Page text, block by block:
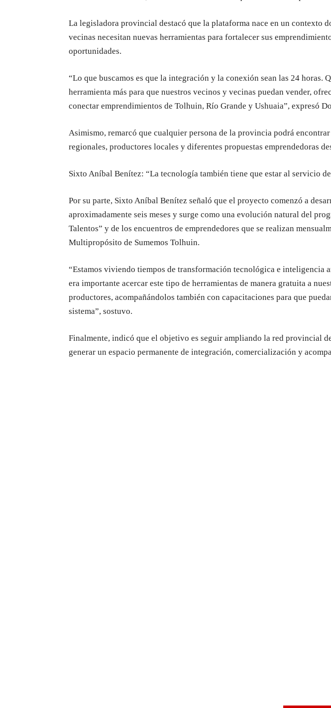
La legisladora provincial destacó que la plataforma nace en un contexto
vecinas necesitan nuevas herramientas para fortalecer sus
oportunidades.
“Lo que buscamos es que la integración y la conexión sean las 24 horas.
herramienta más para que nuestros vecinos y vecinas puedan vender,
conectar emprendimientos de Tolhuin, Río Grande y Ushuaia”, expresó
Asimismo, remarcó que cualquier persona de la provincia podrá
regionales, productores locales y diferentes propuestas emprendedoras
Sixto Aníbal Benítez: “La tecnología también tiene que estar al servicio
Por su parte, Sixto Aníbal Benítez señaló que el proyecto comenzó a
aproximadamente seis meses y surge como una evolución natural del
Talentos” y de los encuentros de emprendedores que se realizan
Multipropósito de Sumemos Tolhuin.
“Estamos viviendo tiempos de transformación tecnológica e inteligencia
era importante acercar este tipo de herramientas de manera gratuita a
productores, acompañándolos también con capacitaciones para que
sistema”, sostuvo.
Finalmente, indicó que el objetivo es seguir ampliando la red provincial
generar un espacio permanente de integración, comercialización y